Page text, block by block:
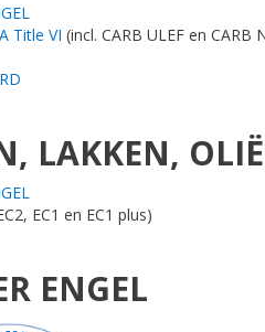
Title VI (incl. CARB ULEF en CARB
LAKKEN,
EC1 en EC1 plus)
ENGEL